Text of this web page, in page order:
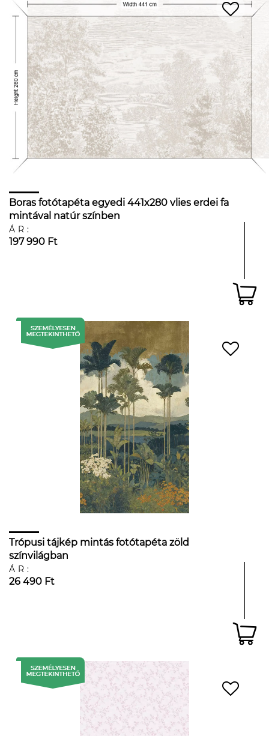
Boras fotótapéta egyedi 441x280 vlies erdei fa
mintával natúr színben
ÁR:
197 990 Ft
Trópusi tájkép mintás fotótapéta zöld
színvilágban
ÁR:
26 490 Ft